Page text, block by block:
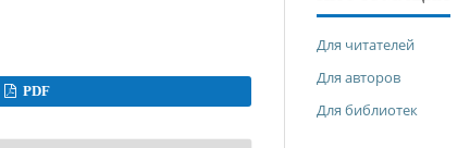
PDF
Для читателей
Для авторов
Для библиотек